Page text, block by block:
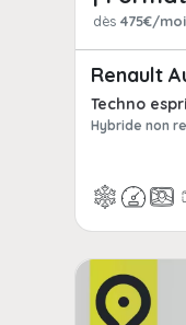
dès 475€/
Renault
Techno
Hybride non